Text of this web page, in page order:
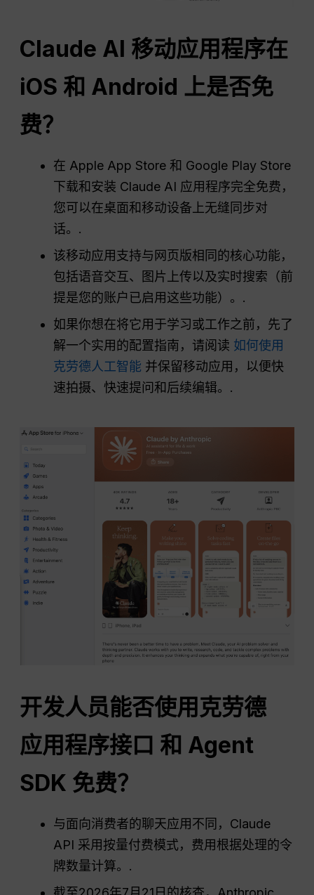
Claude AI 移动应用程序在
iOS 和 Android 上是否免
费？
在 Apple App Store 和 Google Play Store
下载和安装 Claude AI 应用程序完全免费，
您可以在桌面和移动设备上无缝同步对
话。.
该移动应用支持与网页版相同的核心功能，
包括语音交互、图片上传以及实时搜索（前
提是您的账户已启用这些功能）。.
如果你想在将它用于学习或工作之前，先了
解一个实用的配置指南，请阅读 如何使用
克劳德人工智能 并保留移动应用，以便快
速拍摄、快速提问和后续编辑。.
开发人员能否使用克劳德
应用程序接口 和 Agent
SDK 免费？
与面向消费者的聊天应用不同，Claude
API 采用按量付费模式，费用根据处理的令
牌数量计算。.